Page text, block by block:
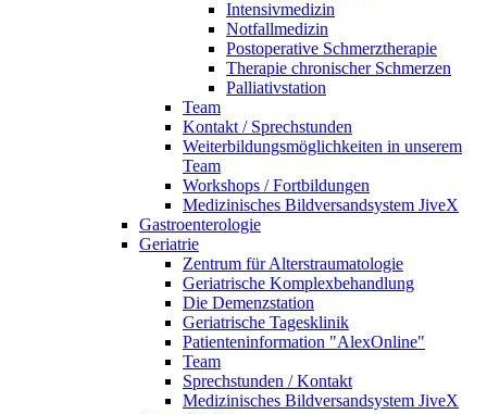
Intensivmedizin
Notfallmedizin
Postoperative Schmerztherapie
Therapie chronischer Schmerzen
Palliativstation
Team
Kontakt / Sprechstunden
Weiterbildungsmöglichkeiten in unserem
Team
Workshops / Fortbildungen
Medizinisches Bildversandsystem JiveX
Gastroenterologie
Geriatrie
Zentrum für Alterstraumatologie
Geriatrische Komplexbehandlung
Die Demenzstation
Geriatrische Tagesklinik
Patienteninformation "AlexOnline"
Team
Sprechstunden / Kontakt
Medizinisches Bildversandsystem JiveX